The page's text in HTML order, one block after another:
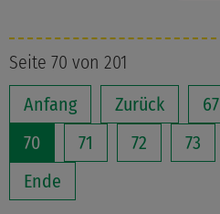
Seite 70 von 201
Anfang
Zurück 67
70
71 72 73
Ende